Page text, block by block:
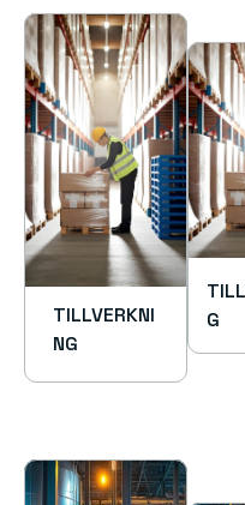
TILLVERKNI
NG
G